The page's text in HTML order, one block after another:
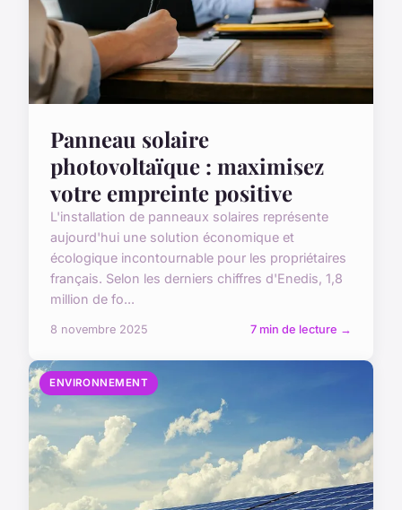
Panneau solaire
photovoltaïque : maximisez
votre empreinte positive
L'installation de panneaux solaires représente
aujourd'hui une solution économique et
écologique incontournable pour les propriétaires
français. Selon les derniers chiffres d'Enedis, 1,8
million de fo...
8 novembre 2025 7 min de lecture →
ENVIRONNEMENT